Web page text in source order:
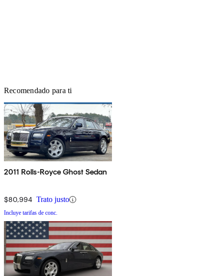
Recomendado para ti
2011 Rolls-Royce Ghost Sedan
$80,994 Trato justo
Incluye tarifas de conc.